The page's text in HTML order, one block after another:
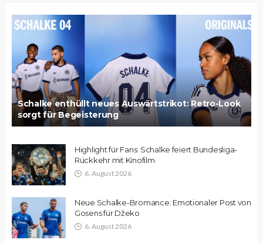
Schalke enthüllt neues Auswärtstrikot: Retro-Look
sorgt für Begeisterung
Highlight für Fans: Schalke feiert Bundesliga-
Rückkehr mit Kinofilm
6. August 2026
Neue Schalke-Bromance: Emotionaler Post von
Gosens für Džeko
6. August 2026